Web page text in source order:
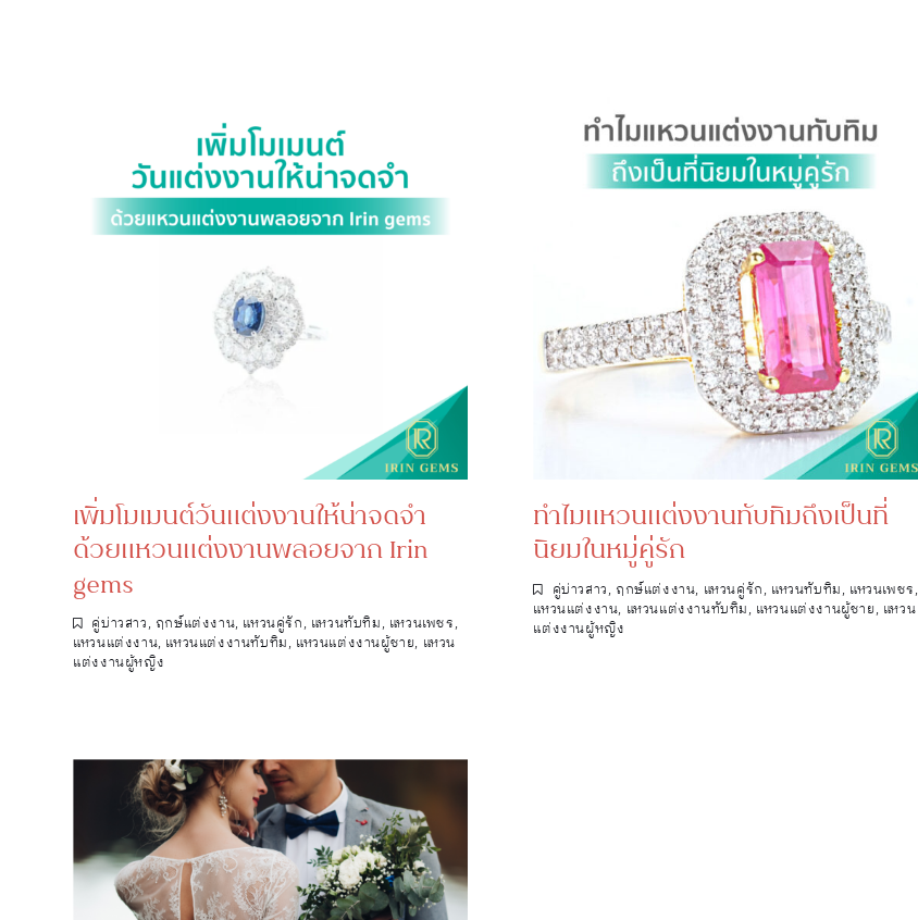
เพิ่มโมเมนต์วันแต่งงานให้น่าจดจำ
ด้วยแหวนแต่งงานพลอยจาก Irin
gems
คู่บ่าวสาว, ฤกษ์แต่งงาน, แหวนคู่รัก, แหวนทับทิม, แหวนเพชร,
แหวนแต่งงาน, แหวนแต่งงานทับทิม, แหวนแต่งงานผู้ชาย, แหวน
แต่งงานผู้หญิง
ทำไมแหวนแต่งงานทับทิมถึงเป็นที่
นิยมในหมู่คู่รัก
คู่บ่าวสาว, ฤกษ์แต่งงาน, แหวนคู่รัก, แหวนทับทิม, แหวนเพชร,
แหวนแต่งงาน, แหวนแต่งงานทับทิม, แหวนแต่งงานผู้ชาย, แหวน
แต่งงานผู้หญิง